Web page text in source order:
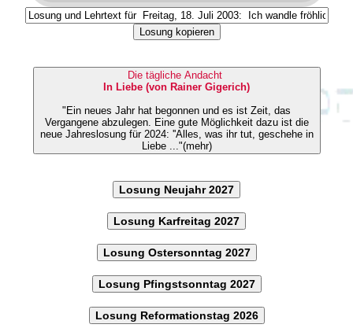
Losung kopieren
Die tägliche Andacht
In Liebe (von Rainer Gigerich)
"Ein neues Jahr hat begonnen und es ist Zeit, das
Vergangene abzulegen. Eine gute Möglichkeit dazu ist die
neue Jahreslosung für 2024: ''Alles, was ihr tut, geschehe in
Liebe ..."(mehr)
Losung Neujahr 2027
Losung Karfreitag 2027
Losung Ostersonntag 2027
Losung Pfingstsonntag 2027
Losung Reformationstag 2026